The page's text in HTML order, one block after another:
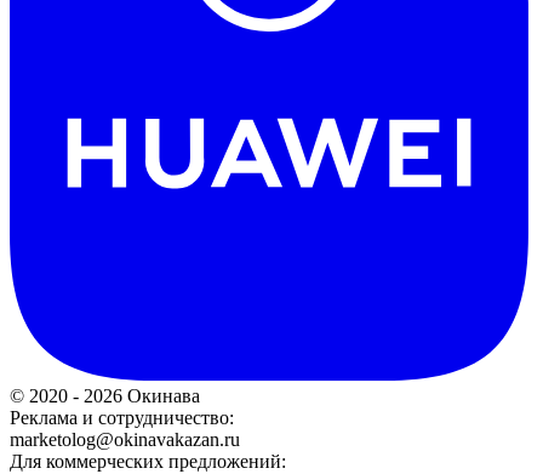
© 2020 - 2026 Окинава
Реклама и сотрудничество:
marketolog@okinavakazan.ru
Для коммерческих предложений: